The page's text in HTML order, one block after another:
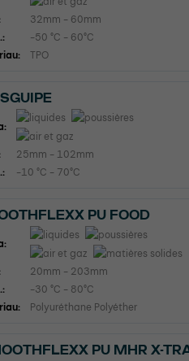
32mm - 60mm
-50 °C - 60°C
TPO
25mm - 102mm
-10 °C - 70°C
PU FOOD
20mm - 203mm
-30 °C - 80°C
Polyuréthane Polyéther
PU MHR X-